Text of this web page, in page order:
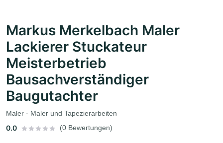
Markus Merkelbach Maler
Lackierer Stuckateur
Meisterbetrieb
Bausachverständiger
Baugutachter
Maler · Maler und Tapezierarbeiten
0.0 (0 Bewertungen)